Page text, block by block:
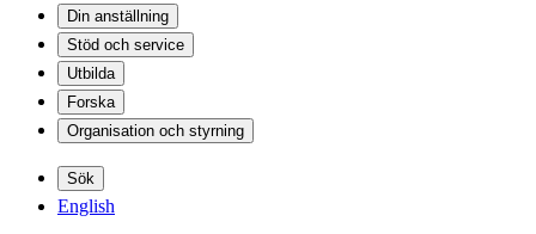
Din anställning
Stöd och service
Utbilda
Forska
Organisation och styrning
Sök
English